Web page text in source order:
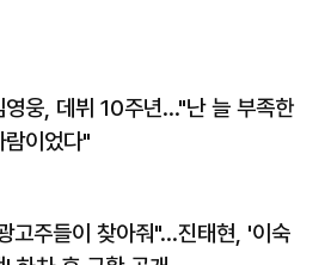
영웅, 데뷔 10주년…"난 늘 부족한
람이었다"
고주들이 찾아줘"…진태현, '이숙